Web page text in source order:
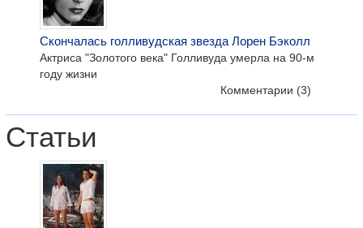
Скончалась голливудская звезда Лорен Бэколл
Актриса "Золотого века" Голливуда умерла на 90-м
году жизни
Комментарии (3)
Статьи